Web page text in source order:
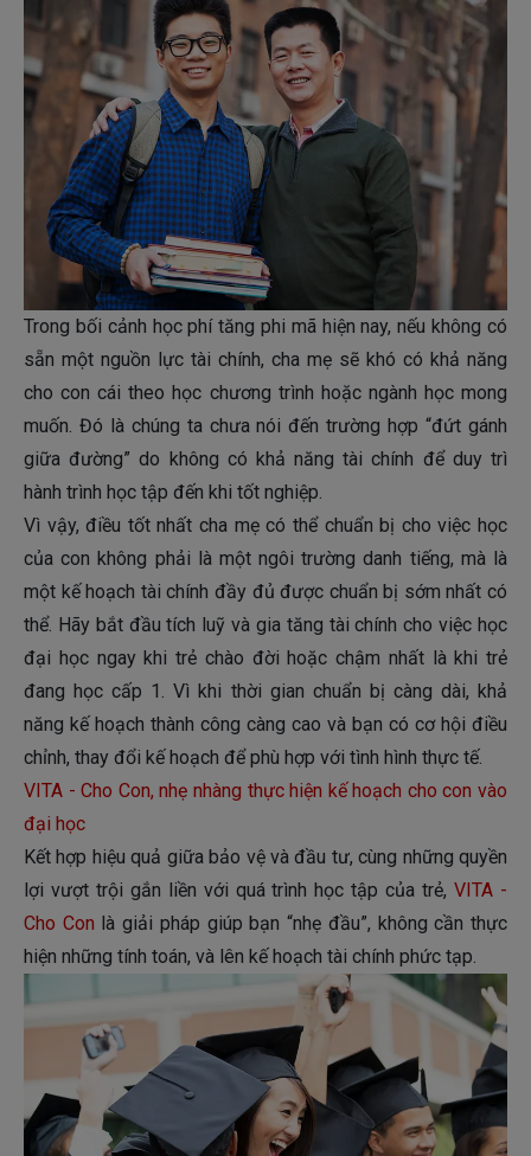
Trong bối cảnh học phí tăng phi mã hiện nay, nếu không có
sẵn một nguồn lực tài chính, cha mẹ sẽ khó có khả năng
cho con cái theo học chương trình hoặc ngành học mong
muốn. Đó là chúng ta chưa nói đến trường hợp “đứt gánh
giữa đường” do không có khả năng tài chính để duy trì
hành trình học tập đến khi tốt nghiệp.
Vì vậy, điều tốt nhất cha mẹ có thể chuẩn bị cho việc học
của con không phải là một ngôi trường danh tiếng, mà là
một kế hoạch tài chính đầy đủ được chuẩn bị sớm nhất có
thể. Hãy bắt đầu tích luỹ và gia tăng tài chính cho việc học
đại học ngay khi trẻ chào đời hoặc chậm nhất là khi trẻ
đang học cấp 1. Vì khi thời gian chuẩn bị càng dài, khả
năng kế hoạch thành công càng cao và bạn có cơ hội điều
chỉnh, thay đổi kế hoạch để phù hợp với tình hình thực tế.
VITA - Cho Con, nhẹ nhàng thực hiện kế hoạch cho con vào
đại học
Kết hợp hiệu quả giữa bảo vệ và đầu tư, cùng những quyền
lợi vượt trội gắn liền với quá trình học tập của trẻ,VITA -
Cho Con là giải pháp giúp bạn “nhẹ đầu”, không cần thực
hiện những tính toán, và lên kế hoạch tài chính phức tạp.